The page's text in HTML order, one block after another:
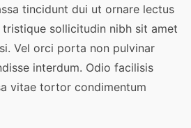
tincidunt dui ut ornare lectus
sollicitudin nibh sit amet
Vel orci porta non pulvinar
interdum. Odio facilisis
vitae tortor condimentum